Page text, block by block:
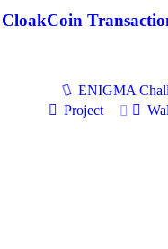
CloakCoin
ENIGMA
Project